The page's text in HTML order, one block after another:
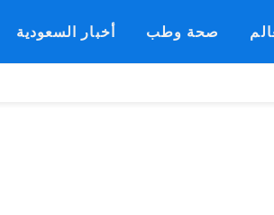
صحة وطب أخبار السعودية